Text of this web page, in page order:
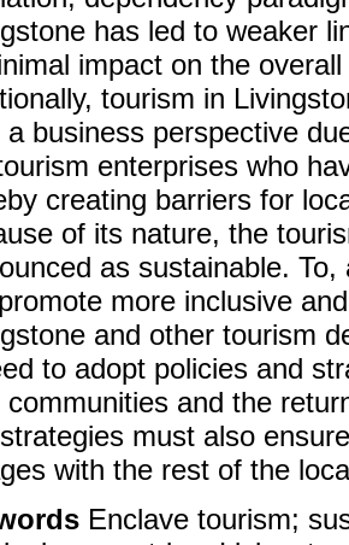
has led to weaker
impact on the
tourism in
a business perspective
enterprises who
creating barriers for
of its nature, the
as sustainable.
more inclusive
and other tourism
to adopt policies and
communities and the
must also
with the rest of the
Enclave tourism;